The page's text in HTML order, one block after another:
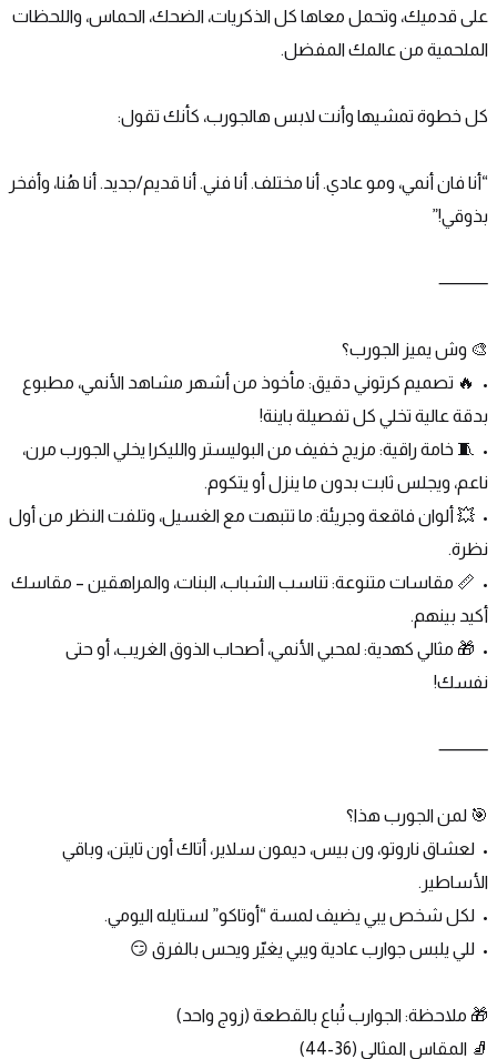
الملحمية من عالمك المفضل.
كل خطوة تمشيها وأنت لابس هالجورب، كأنك تقول:
بذوقي!”
⸻
🎨 وش يميز الجورب؟
بدقة عالية تخلي كل تفصيلة باينة!
ناعم، ويجلس ثابت بدون ما ينزل أو يتكوم.
نظرة.
أكيد بينهم.
نفسك!
⸻
🎯 لمن الجورب هذا؟
الأساطير.
•	لكل شخص يبي يضيف لمسة “أوتاكو” لستايله اليومي.
•	للي يلبس جوارب عادية ويبي يغيّر ويحس بالفرق 😏
🎁 ملاحظة: الجوارب تُباع بالقطعة (زوج واحد)
🧦 المقاس المثالي (36-44)